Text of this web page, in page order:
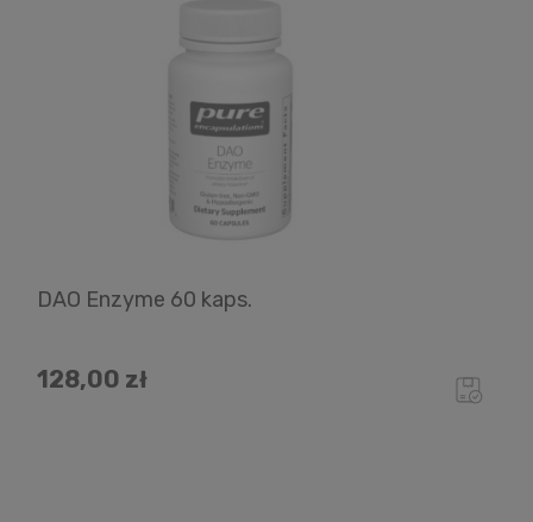
DAO Enzyme 60 kaps.
128,00 zł